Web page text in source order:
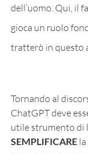
dell’uomo. Qui, il
gioca un ruolo
tratterò in questo
Tornando al
ChatGPT deve
utile strumento di
SEMPLIFICARE